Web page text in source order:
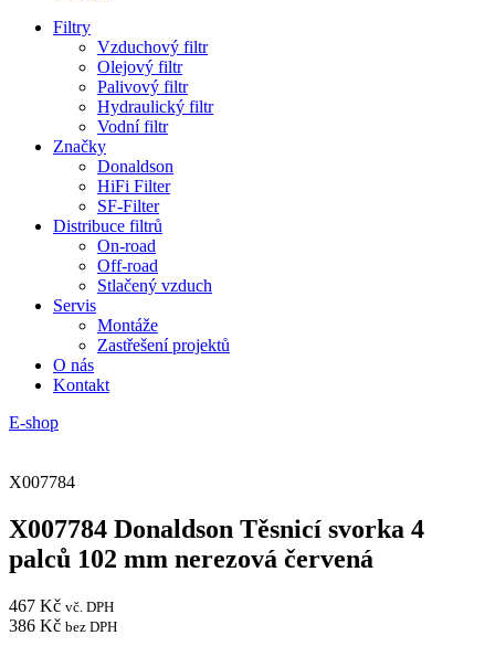
Filtry
Vzduchový filtr
Olejový filtr
Palivový filtr
Hydraulický filtr
Vodní filtr
Značky
Donaldson
HiFi Filter
SF-Filter
Distribuce filtrů
On-road
Off-road
Stlačený vzduch
Servis
Montáže
Zastřešení projektů
O nás
Kontakt
E-shop
X007784
X007784 Donaldson Těsnicí svorka 4
palců 102 mm nerezová červená
467 Kč vč. DPH
386 Kč bez DPH